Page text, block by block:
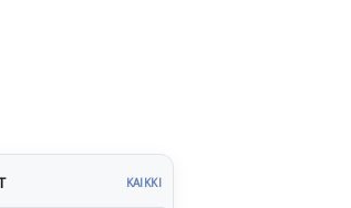
KAIKKI